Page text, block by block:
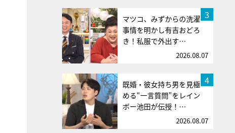
3
マツコ、みずからの洗濯
事情を明かし有吉おどろ
き！私服で外出す…
2026.08.07
4
既婚・彼女持ち男を見極
める“一言質問”をレイン
ボー池田が伝授！…
2026.08.07